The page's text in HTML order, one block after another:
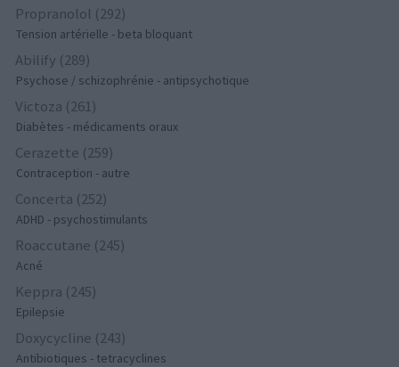
Propranolol (292)
Tension artérielle - beta bloquant
Abilify (289)
Psychose / schizophrénie - antipsychotique
Victoza (261)
Diabètes - médicaments oraux
Cerazette (259)
Contraception - autre
Concerta (252)
ADHD - psychostimulants
Roaccutane (245)
Acné
Keppra (245)
Epilepsie
Doxycycline (243)
Antibiotiques - tetracyclines